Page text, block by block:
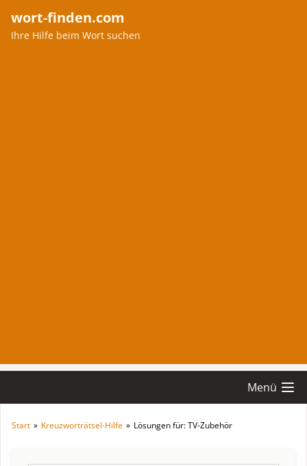
wort-finden.com
Ihre Hilfe beim Wort suchen
Menü
Start » Kreuzworträtsel-Hilfe » Lösungen für: TV-Zubehör